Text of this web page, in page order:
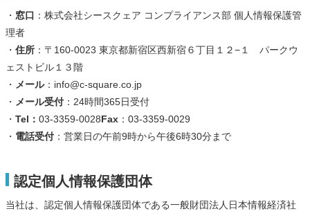
・ 窓口 ：株式会社シースクェア コンプライアンス部 個人情報保護管
理者
・ 住所：〒160-0023 東京都新宿区西新宿６丁目１２−１ パークウ
ェストビル１３階
・ メール：info@c-square.co.jp
・ メール受付：24時間365日受付
・ Tel： 03-3359-0028Fax：03-3359-0029
・ 電話受付：営業日の午前9時から午後6時30分まで
認定個人情報保護団体
当社は、認定個人情報保護団体である一般財団法人日本情報経済社